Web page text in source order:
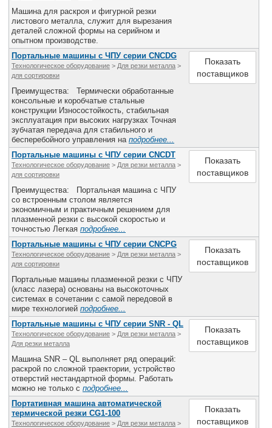
Машина для раскроя и фигурной резки
листового металла, служит для вырезания
деталей сложной формы на серийном и
опытном производстве.
Портальные машины с ЧПУ серии CNCDG
Технологическое оборудование > Для резки металла >
для сортировки
Преимущества: Термически обработанные
консольные и коробчатые стальные
конструкции Износостойкость, стабильная
эксплуатация при высоких нагрузках Точная
зубчатая передача для стабильного и
бесперебойного управления на подробнее...
Показать
поставщиков
Портальные машины с ЧПУ серии CNCDT
Технологическое оборудование > Для резки металла >
для сортировки
Преимущества: Портальная машина с ЧПУ
со встроенным столом является
экономичным и практичным решением для
плазменной резки с высокой скоростью и
точностью Легкая подробнее...
Показать
поставщиков
Портальные машины с ЧПУ серии CNCРG
Технологическое оборудование > Для резки металла >
для сортировки
Портальные машины плазменной резки с ЧПУ
(класс лазера) основаны на высокоточных
системах в сочетании с самой передовой в
мире технологией подробнее...
Показать
поставщиков
Портальные машины с ЧПУ серии SNR - QL
Технологическое оборудование > Для резки металла >
Для резки металла
Машина SNR – QL выполняет ряд операций:
раскрой по сложной траектории, устройство
отверстий нестандартной формы. Работать
можно не только с подробнее...
Показать
поставщиков
Портативная машина автоматической
термической резки CG1-100
Технологическое оборудование > Для резки металла >
Показать
поставщиков